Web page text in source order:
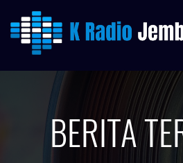
BERITA